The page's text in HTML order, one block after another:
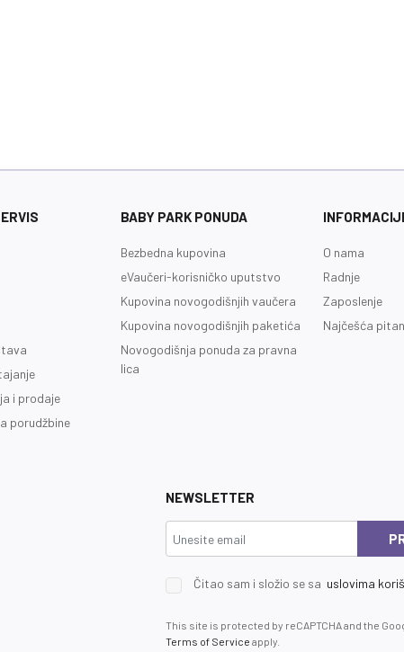
i prodaje
porudžbine
BABY PARK PONUDA
Bezbedna kupovina
eVaučeri-korisničko uputstvo
Kupovina novogodišnjih vaučera
Kupovina novogodišnjih paketića
Novogodišnja ponuda za pravna
lica
O nama
Radnje
Zaposlenje
Najčešća
NEWSLETTER
Čitao sam i složio se sa uslovima
This site is protected by reCAPTCHA and the
Terms of Service apply.